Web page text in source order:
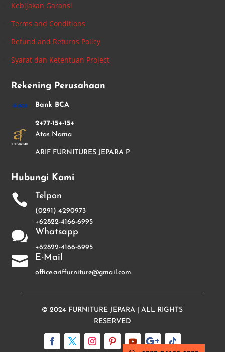
Kebijakan Garansi
Terms and Conditions
Refund and Returns Policy
Syarat dan Ketentuan Project
Rekening Perusahaan
Bank BCA
2477-154-154
Atas Nama
ARIF FURNITURES JEPARA P
Hubungi Kami
 Telpon
(0291) 4290973
+62822-4166-6995
 Whatsapp
+62822-4166-6995
 E-Mail
office.ariffurniture@gmail.com
© 2024 FURNITURE JEPARA | ALL RIGHTS
RESERVED